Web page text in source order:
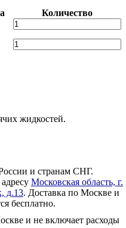
Количество
жидкостей.
и странам СНГ.
Московская область, г.
д.13. Доставка по Москве и
бесплатно.
и не включает расходы